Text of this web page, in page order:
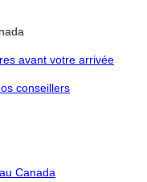
avant votre arrivée
conseillers
Canada